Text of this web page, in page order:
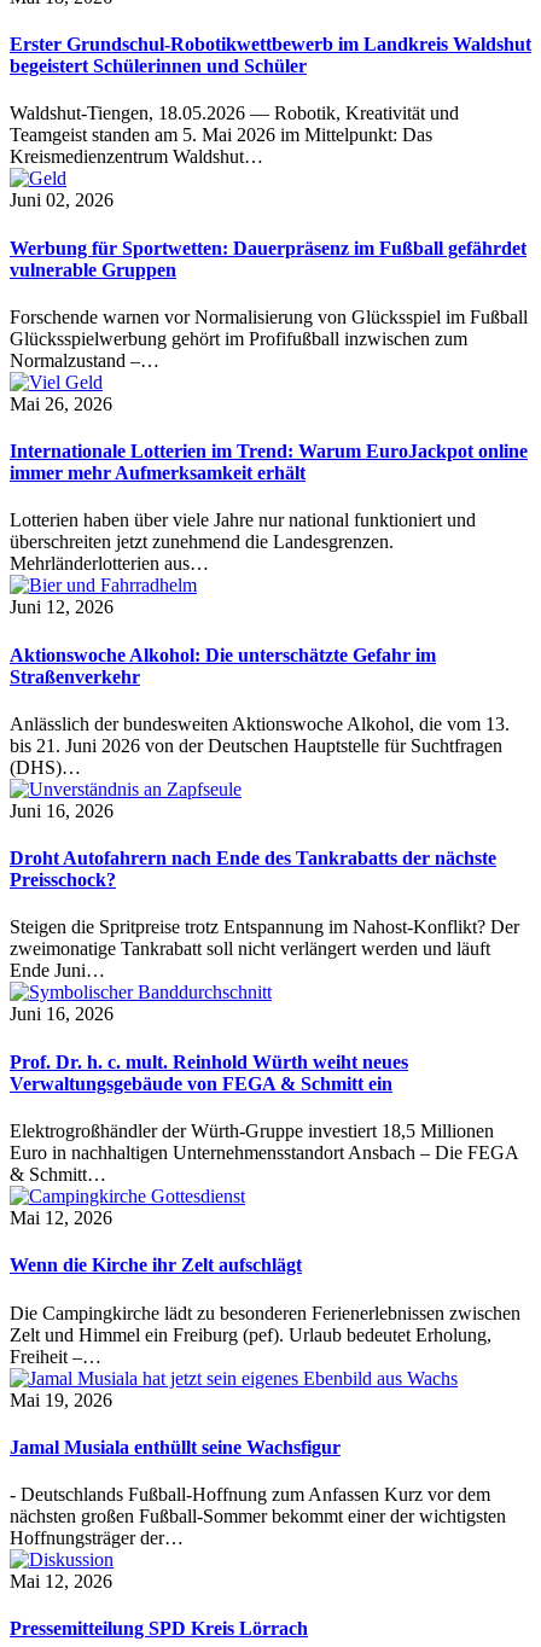
Erster Grundschul-Robotikwettbewerb im Landkreis Waldshut
begeistert Schülerinnen und Schüler
Waldshut-Tiengen, 18.05.2026 — Robotik, Kreativität und
Teamgeist standen am 5. Mai 2026 im Mittelpunkt: Das
Kreismedienzentrum Waldshut…
Juni 02, 2026
Werbung für Sportwetten: Dauerpräsenz im Fußball gefährdet
vulnerable Gruppen
Forschende warnen vor Normalisierung von Glücksspiel im Fußball
Glücksspielwerbung gehört im Profifußball inzwischen zum
Normalzustand –…
Mai 26, 2026
Internationale Lotterien im Trend: Warum EuroJackpot online
immer mehr Aufmerksamkeit erhält
Lotterien haben über viele Jahre nur national funktioniert und
überschreiten jetzt zunehmend die Landesgrenzen.
Mehrländerlotterien aus…
Juni 12, 2026
Aktionswoche Alkohol: Die unterschätzte Gefahr im
Straßenverkehr
Anlässlich der bundesweiten Aktionswoche Alkohol, die vom 13.
bis 21. Juni 2026 von der Deutschen Hauptstelle für Suchtfragen
(DHS)…
Juni 16, 2026
Droht Autofahrern nach Ende des Tankrabatts der nächste
Preisschock?
Steigen die Spritpreise trotz Entspannung im Nahost-Konflikt? Der
zweimonatige Tankrabatt soll nicht verlängert werden und läuft
Ende Juni…
Juni 16, 2026
Prof. Dr. h. c. mult. Reinhold Würth weiht neues
Verwaltungsgebäude von FEGA & Schmitt ein
Elektrogroßhändler der Würth-Gruppe investiert 18,5 Millionen
Euro in nachhaltigen Unternehmensstandort Ansbach – Die FEGA
& Schmitt…
Mai 12, 2026
Wenn die Kirche ihr Zelt aufschlägt
Die Campingkirche lädt zu besonderen Ferienerlebnissen zwischen
Zelt und Himmel ein Freiburg (pef). Urlaub bedeutet Erholung,
Freiheit –…
Mai 19, 2026
Jamal Musiala enthüllt seine Wachsfigur
- Deutschlands Fußball-Hoffnung zum Anfassen Kurz vor dem
nächsten großen Fußball-Sommer bekommt einer der wichtigsten
Hoffnungsträger der…
Mai 12, 2026
Pressemitteilung SPD Kreis Lörrach